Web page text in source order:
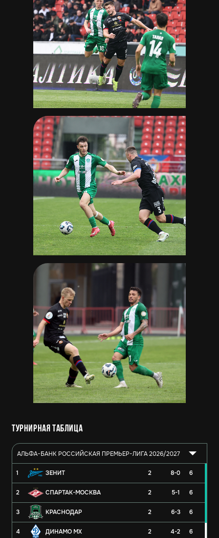
Турнирная таблица
АЛЬФА-БАНК РОССИЙСКАЯ ПРЕМЬЕР-ЛИГА 2026/2027
1 ЗЕНИТ 2 8-0 6
2 СПАРТАК-МОСКВА 2 5-1 6
3 КРАСНОДАР 2 6-3 6
4 ДИНАМО МХ 2 4-2 6